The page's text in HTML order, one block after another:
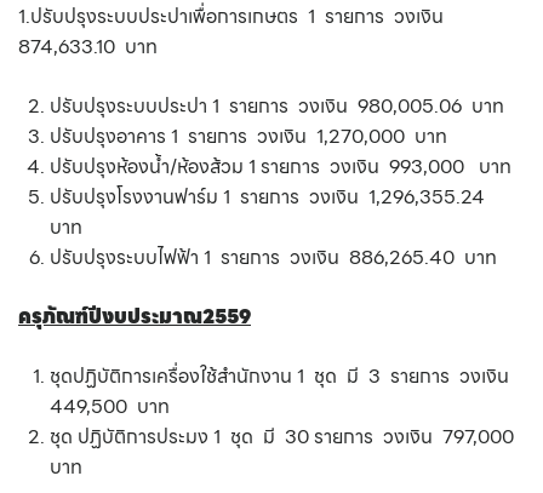
1.ปรับปรุงระบบประปาเพื่อการเกษตร 1 รายการ วงเงิน
874,633.10 บาท
ปรับปรุงระบบประปา 1 รายการ วงเงิน 980,005.06 บาท
ปรับปรุงอาคาร 1 รายการ วงเงิน 1,270,000 บาท
ปรับปรุงห้องน้ำ/ห้องส้วม 1 รายการ วงเงิน 993,000 บาท
ปรับปรุงโรงงานฟาร์ม 1 รายการ วงเงิน 1,296,355.24
บาท
ปรับปรุงระบบไฟฟ้า 1 รายการ วงเงิน 886,265.40 บาท
ครุภัณฑ์ปีงบประมาณ2559
ชุดปฏิบัติการเครื่องใช้สำนักงาน 1 ชุด มี 3 รายการ วงเงิน
449,500 บาท
ชุด ปฏิบัติการประมง 1 ชุด มี 30 รายการ วงเงิน 797,000
บาท